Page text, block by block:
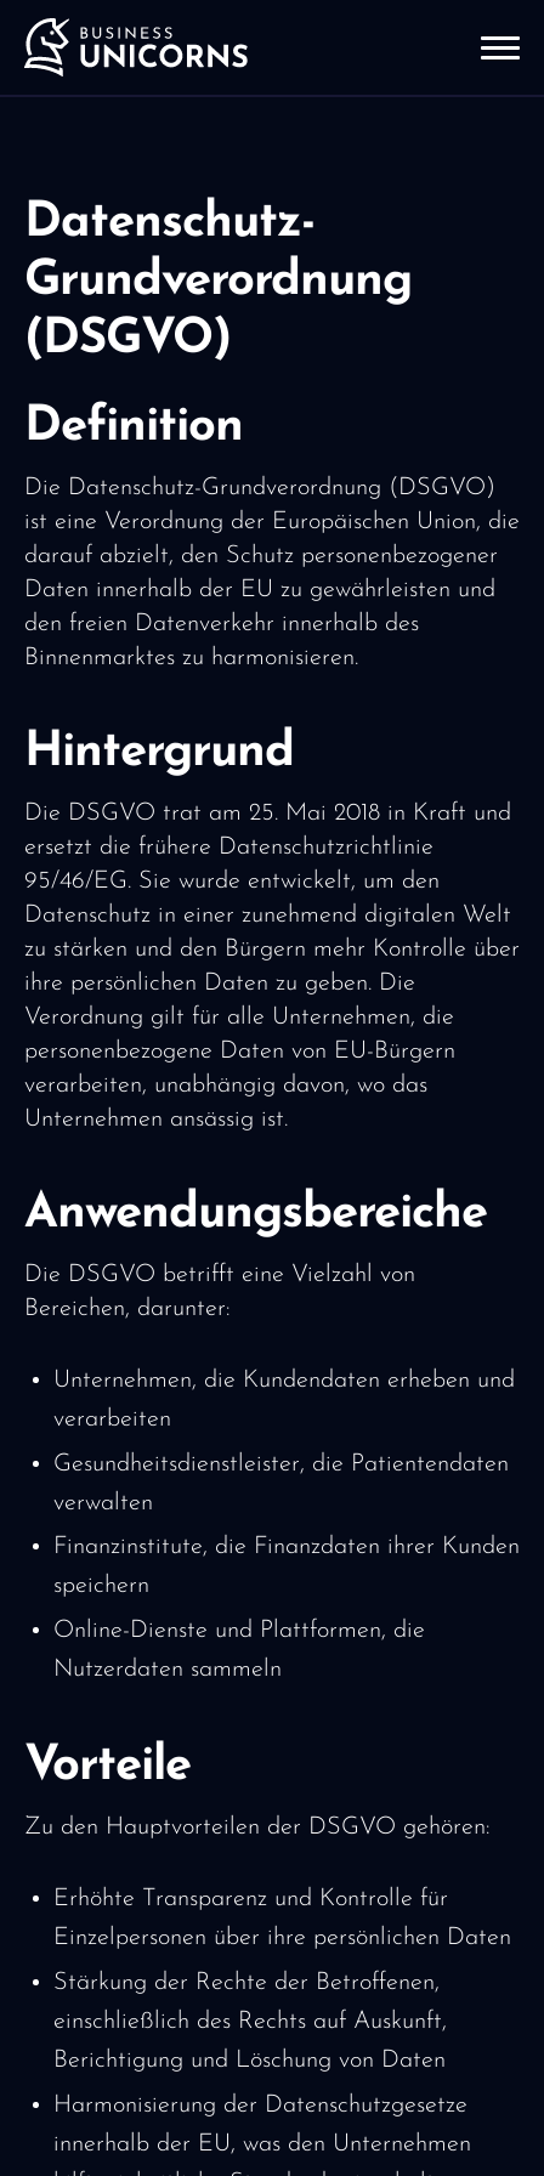
Datenschutz-
Grundverordnung
(DSGVO)
Definition
Die Datenschutz-Grundverordnung (DSGVO)
ist eine Verordnung der Europäischen Union, die
darauf abzielt, den Schutz personenbezogener
Daten innerhalb der EU zu gewährleisten und
den freien Datenverkehr innerhalb des
Binnenmarktes zu harmonisieren.
Hintergrund
Die DSGVO trat am 25. Mai 2018 in Kraft und
ersetzt die frühere Datenschutzrichtlinie
95/46/EG. Sie wurde entwickelt, um den
Datenschutz in einer zunehmend digitalen Welt
zu stärken und den Bürgern mehr Kontrolle über
ihre persönlichen Daten zu geben. Die
Verordnung gilt für alle Unternehmen, die
personenbezogene Daten von EU-Bürgern
verarbeiten, unabhängig davon, wo das
Unternehmen ansässig ist.
Anwendungsbereiche
Die DSGVO betrifft eine Vielzahl von
Bereichen, darunter:
Unternehmen, die Kundendaten erheben und
verarbeiten
Gesundheitsdienstleister, die Patientendaten
verwalten
Finanzinstitute, die Finanzdaten ihrer Kunden
speichern
Online-Dienste und Plattformen, die
Nutzerdaten sammeln
Vorteile
Zu den Hauptvorteilen der DSGVO gehören:
Erhöhte Transparenz und Kontrolle für
Einzelpersonen über ihre persönlichen Daten
Stärkung der Rechte der Betroffenen,
einschließlich des Rechts auf Auskunft,
Berichtigung und Löschung von Daten
Harmonisierung der Datenschutzgesetze
innerhalb der EU, was den Unternehmen